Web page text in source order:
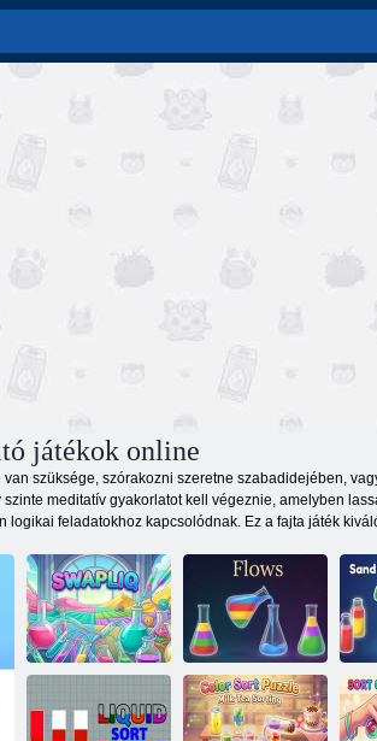
játékok online
van szüksége, szórakozni szeretne szabadidejében,
szinte meditatív gyakorlatot kell végeznie, amelyben
logikai feladatokhoz kapcsolódnak. Ez a fajta játék